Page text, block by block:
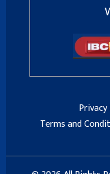
Terms and